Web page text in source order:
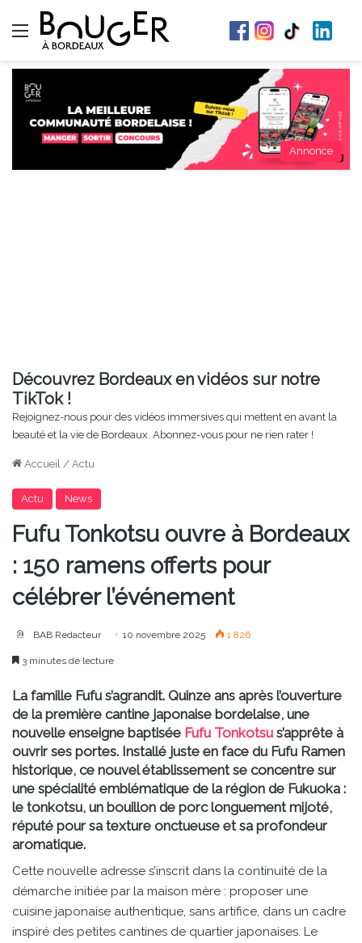
Menu
Annonce
Découvrez Bordeaux en vidéos sur notre
TikTok !
Rejoignez-nous pour des vidéos immersives qui mettent en avant la
beauté et la vie de Bordeaux. Abonnez-vous pour ne rien rater !
Accueil / Actu
Actu News
Fufu Tonkotsu ouvre à Bordeaux
: 150 ramens offerts pour
célébrer l’événement
BAB Redacteur 10 novembre 2025 1 826
3 minutes de lecture
La famille Fufu s’agrandit. Quinze ans après l’ouverture
de la première cantine japonaise bordelaise, une
nouvelle enseigne baptisée Fufu Tonkotsu s’apprête à
ouvrir ses portes. Installé juste en face du Fufu Ramen
historique, ce nouvel établissement se concentre sur
une spécialité emblématique de la région de Fukuoka :
le tonkotsu, un bouillon de porc longuement mijoté,
réputé pour sa texture onctueuse et sa profondeur
aromatique.
Cette nouvelle adresse s’inscrit dans la continuité de la
démarche initiée par la maison mère : proposer une
cuisine japonaise authentique, sans artifice, dans un cadre
inspiré des petites cantines de quartier japonaises. Le